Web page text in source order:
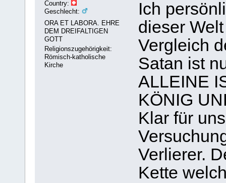
Country:
Geschlecht:
ORA ET LABORA. EHRE
DEM DREIFALTIGEN
GOTT
Religionszugehörigkeit:
Römisch-katholische
Kirche
Ich
dieser
Vergleich
Satan ist
ALLEINE
KÖNIG
Klar für
Verlierer.
Kette